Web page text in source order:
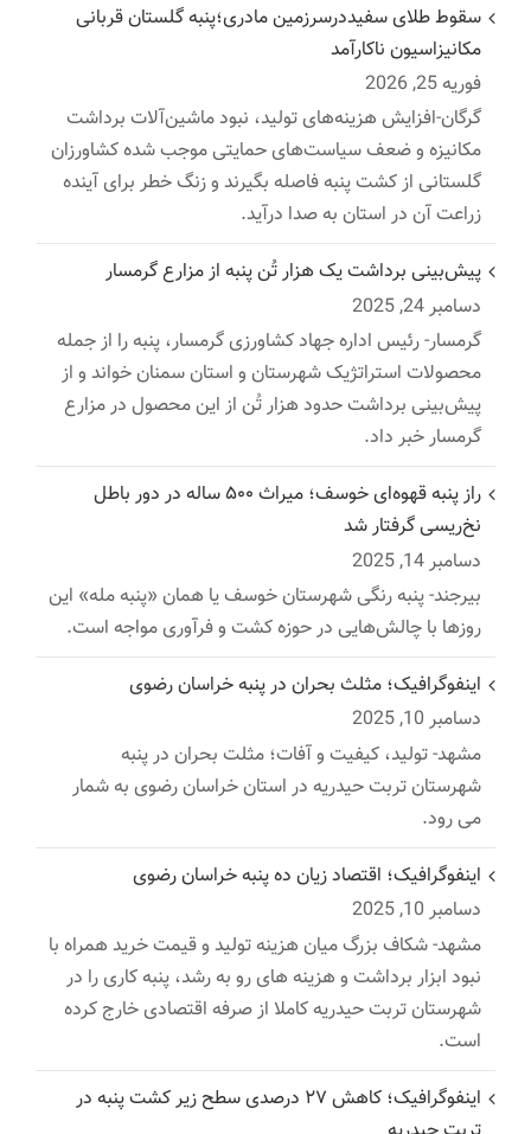
سقوط طلای سفیددرسرزمین مادری؛پنبه گلستان قربانی
مکانیزاسیون ناکارآمد
فوریه 25, 2026
گرگان-افزایش هزینه‌های تولید، نبود ماشین‌آلات برداشت
مکانیزه و ضعف سیاست‌های حمایتی موجب شده کشاورزان
گلستانی از کشت پنبه فاصله بگیرند و زنگ خطر برای آینده
زراعت آن در استان به صدا درآید.
پیش‌بینی برداشت یک هزار تُن پنبه از مزارع گرمسار
دسامبر 24, 2025
گرمسار- رئیس اداره جهاد کشاورزی گرمسار، پنبه را از جمله
محصولات استراتژیک شهرستان و استان سمنان خواند و از
پیش‌بینی برداشت حدود هزار تُن از این محصول در مزارع
گرمسار خبر داد.
راز پنبه قهوه‌ای خوسف؛ میراث ۵۰۰ ساله در دور باطل
نخ‌ریسی گرفتار شد
دسامبر 14, 2025
بیرجند- پنبه رنگی شهرستان خوسف یا همان «پنبه مله» این
روزها با چالش‌هایی در حوزه کشت و فرآوری مواجه است.
اینفوگرافیک؛ مثلث بحران در پنبه خراسان رضوی
دسامبر 10, 2025
مشهد- تولید، کیفیت و آفات؛ مثلت بحران در پنبه
شهرستان تربت حیدریه در استان خراسان رضوی به شمار
می رود.
اینفوگرافیک؛ اقتصاد زیان ده پنبه خراسان رضوی
دسامبر 10, 2025
مشهد- شکاف بزرگ میان هزینه تولید و قیمت خرید همراه با
نبود ابزار برداشت و هزینه های رو به رشد، پنبه کاری را در
شهرستان تربت حیدریه کاملا از صرفه اقتصادی خارج کرده
است.
اینفوگرافیک؛ کاهش ۲۷ درصدی سطح زیر کشت پنبه در